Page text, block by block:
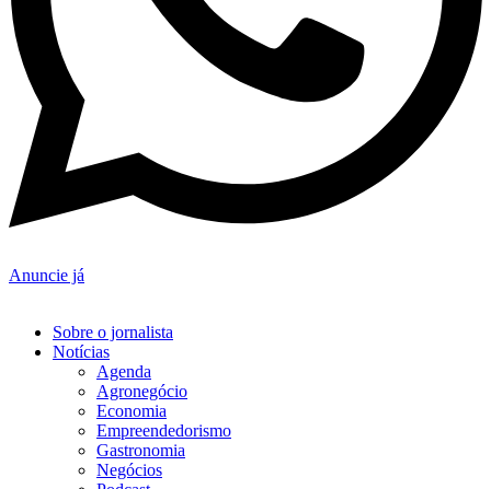
Anuncie já
Sobre o jornalista
Notícias
Agenda
Agronegócio
Economia
Empreendedorismo
Gastronomia
Negócios